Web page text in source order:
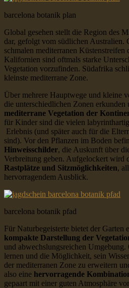
barcelona botanik plan
Global gesehen stellt die Region des
dar, gefolgt vom südlichen Australien.
schmalen mediterranen
Kalifornien sind oftmals starke
Vegetation vorzufinden. Südafrika
kleinste mediterrane Zone.
Über mehrere Hauptwege und kleine
die unterschiedlichen Zonen erkunden
mediterrane Vegetation der
für Kinder sind die vielen
Erlebnis (und später auch für die
sind). Vor den Pflanzen im Boden
Hinweisschilder, die Auskunft über
Verbreitung geben. Aufgelockert wird
Rastplätze und Sitzmöglichkeiten,
hervorragendem Ausblick.
barcelona botanik pfad
Für Naturbegeisterte bietet der Garten
kompakte Darstellung der
und abwechslungsreichen
lernen und die Möglichkeit, sein
der mediterranen Zone zu erweitern
also eine hervorragende
gepaart mit einer guten Atmosphäre